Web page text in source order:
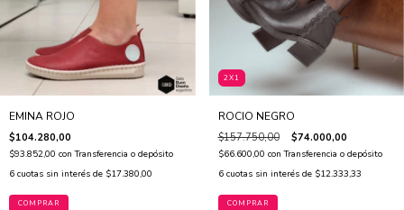
EMINA ROJO
$104.280,00
$93.852,00 con Transferencia o depósito
6 cuotas sin interés de $17.380,00
COMPRAR
2X1
ROCIO NEGRO
$157.750,00 $74.000,00
$66.600,00 con Transferencia o depósito
6 cuotas sin interés de $12.333,33
COMPRAR